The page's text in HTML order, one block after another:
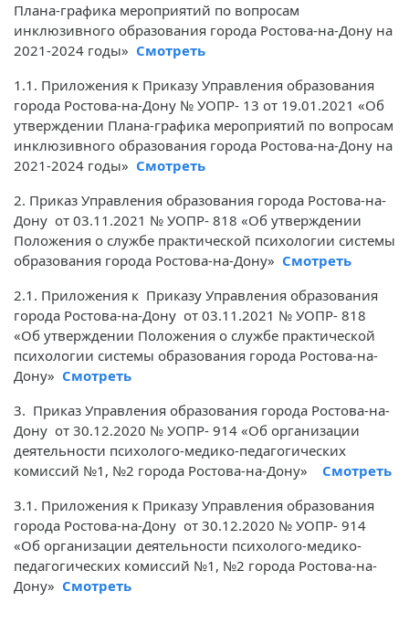
Плана-графика мероприятий по вопросам
инклюзивного образования города Ростова-на-Дону на
2021-2024 годы» Смотреть
1.1. Приложения к Приказу Управления образования
города Ростова-на-Дону № УОПР- 13 от 19.01.2021 «Об
утверждении Плана-графика мероприятий по вопросам
инклюзивного образования города Ростова-на-Дону на
2021-2024 годы» Смотреть
2. Приказ Управления образования города Ростова-на-
Дону от 03.11.2021 № УОПР- 818 «Об утверждении
Положения о службе практической психологии системы
образования города Ростова-на-Дону» Смотреть
2.1. Приложения к Приказу Управления образования
города Ростова-на-Дону от 03.11.2021 № УОПР- 818
«Об утверждении Положения о службе практической
психологии системы образования города Ростова-на-
Дону» Смотреть
3. Приказ Управления образования города Ростова-на-
Дону от 30.12.2020 № УОПР- 914 «Об организации
деятельности психолого-медико-педагогических
комиссий №1, №2 города Ростова-на-Дону»
Смотреть
3.1. Приложения к Приказу Управления образования
города Ростова-на-Дону от 30.12.2020 № УОПР- 914
«Об организации деятельности психолого-медико-
педагогических комиссий №1, №2 города Ростова-на-
Дону» Смотреть